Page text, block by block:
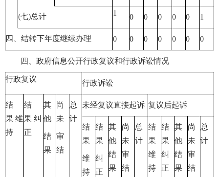
(七)总计 1 0 0 0 0 0 1
四、结转下年度继续办理 0 0 0 0 0 0 0
四、政府信息公开行政复议和行政诉讼情况
行政复议 行政诉讼
结
果 维
持
结
果 纠
正
其
他
结
果
尚
未
审
结
总
计
未经复议直接起诉 复议后起诉
结
果
维
持
结
果
纠
正
其
他
结
果
尚
未
审
结
总
计
结
果
维
持
结
果
纠
正
其
他
结
果
尚
未
审
结
总
计